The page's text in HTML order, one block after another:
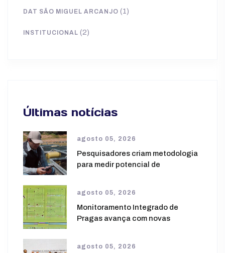
DAT SÃO MIGUEL ARCANJO (1)
INSTITUCIONAL (2)
Últimas notícias
agosto 05, 2026
Pesquisadores criam metodologia
para medir potencial de
agosto 05, 2026
Monitoramento Integrado de
Pragas avança com novas
agosto 05, 2026